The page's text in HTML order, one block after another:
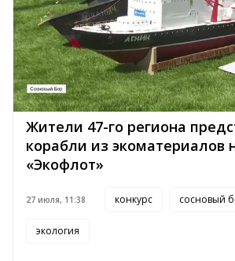
Жители 47-го региона
корабли из экоматериалов
«Экофлот»
27 июля, 11:38 конкурс сосновый
экология